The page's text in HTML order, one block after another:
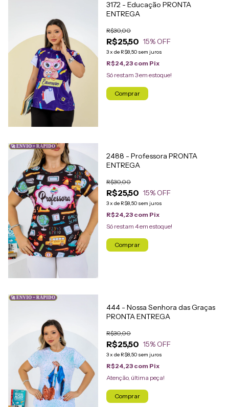
3172 - Educação PRONTA
ENTREGA
R$25,50
R$30,00
15% OFF
3x de R$8,50 sem juros
R$24,23 com Pix
Só restam 3em estoque!
Comprar
🚀 ENVIO + RÁPIDO
2488 - Professora PRONTA
ENTREGA
R$25,50
R$30,00
15% OFF
3x de R$8,50 sem juros
R$24,23 com Pix
Só restam 4em estoque!
Comprar
🚀 ENVIO + RÁPIDO
444 - Nossa Senhora das Graças
PRONTA ENTREGA
R$25,50
R$30,00
15% OFF
3x de R$8,50 sem juros
R$24,23 com Pix
Atenção, última peça!
Comprar